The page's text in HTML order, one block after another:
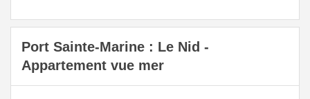
Port Sainte-Marine : Le Nid -
Appartement vue mer